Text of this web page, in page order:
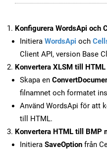
Konfigurera WordsApi och
Initiera WordsApi och
Client API, version Base
Konvertera XLSM till
Skapa en
filnamnet och formatet
Använd WordsApi för att
till HTML.
Konvertera HTML till BMP
Initiera SaveOption från